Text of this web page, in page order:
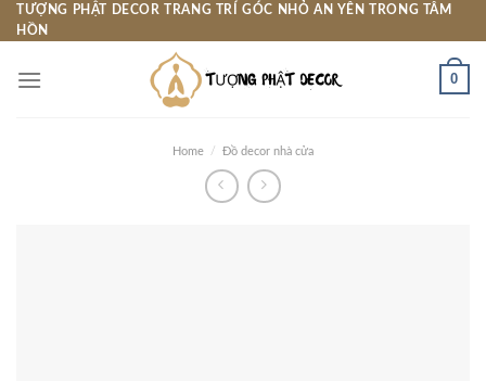
Skip
to
TƯỢNG PHẬT DECOR TRANG TRÍ GÓC NHỎ AN YÊN TRONG TÂM
HỒN
0
Home / Đồ decor nhà cửa